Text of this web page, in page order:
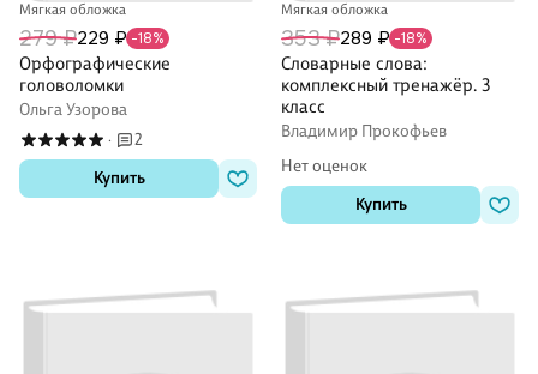
Мягкая обложка
279 ₽229 ₽ -18%
Орфографические
головоломки
Ольга Узорова
·
2
Купить
Мягкая обложка
353 ₽289 ₽ -18%
Словарные слова:
комплексный тренажёр. 3
класс
Владимир Прокофьев
Нет оценок
Купить